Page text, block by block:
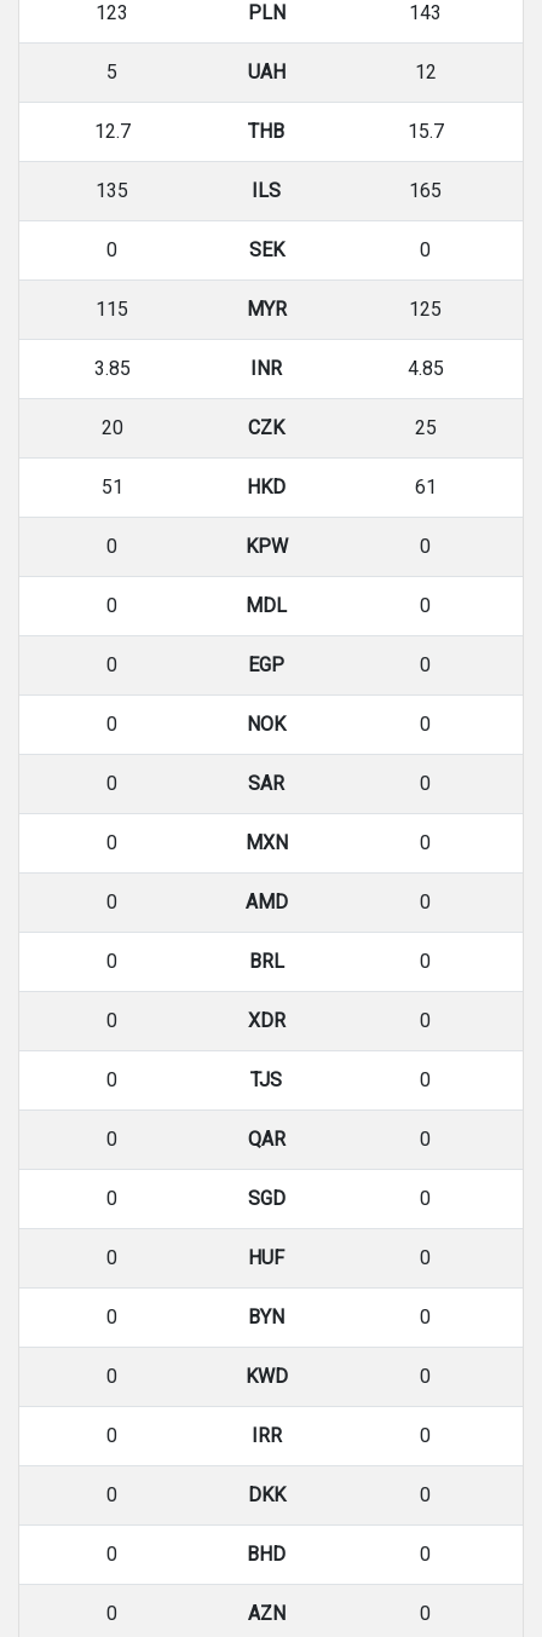
123 PLN 143
5 UAH 12
12.7 THB 15.7
135 ILS 165
0 SEK 0
115 MYR 125
3.85 INR 4.85
20 CZK 25
51 HKD 61
0 KPW 0
0 MDL 0
0 EGP 0
0 NOK 0
0 SAR 0
0 MXN 0
0 AMD 0
0 BRL 0
0 XDR 0
0 TJS 0
0 QAR 0
0 SGD 0
0 HUF 0
0 BYN 0
0 KWD 0
0 IRR 0
0 DKK 0
0 BHD 0
0 AZN 0